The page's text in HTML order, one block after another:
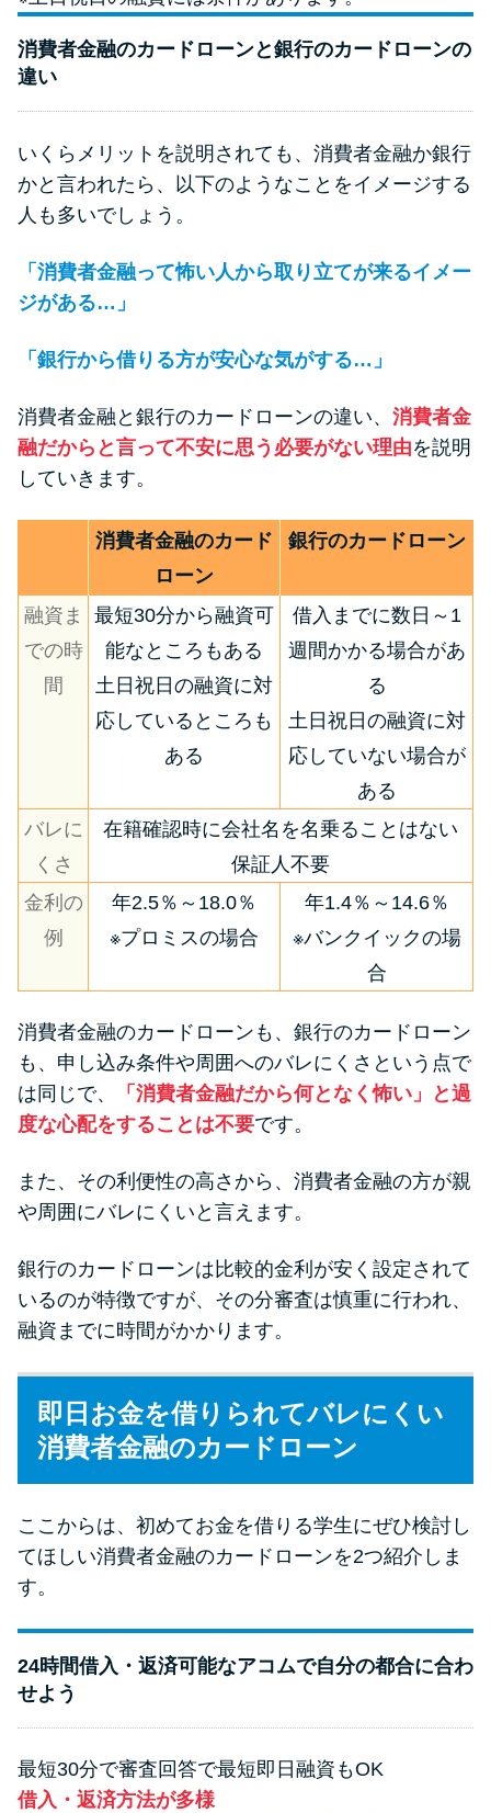
消費者金融のカードローンと銀行のカードローンの
違い
いくらメリットを説明されても、消費者金融か銀行
かと言われたら、以下のようなことをイメージする
人も多いでしょう。
「消費者金融って怖い人から取り立てが来るイメー
ジがある…」
「銀行から借りる方が安心な気がする…」
消費者金融と銀行のカードローンの違い、 消費者金
融だからと言って不安に思う必要がない理由を説明
していきます。
消費者金融のカード
ローン
銀行のカードローン
融資ま
での時
間
最短30分から融資可
能なところもある
土日祝日の融資に対
応しているところも
ある
借入までに数日～1
週間かかる場合があ
る
土日祝日の融資に対
応していない場合が
ある
バレに
くさ
在籍確認時に会社名を名乗ることはない
保証人不要
金利の
例
年2.5％～18.0％
※プロミスの場合
年1.4％～14.6％
※バンクイックの場
合
消費者金融のカードローンも、銀行のカードローン
も、申し込み条件や周囲へのバレにくさという点で
は同じで、
「消費者金融だから何となく怖い」と過
度な心配をすることは不要です。
また、その利便性の高さから、消費者金融の方が親
や周囲にバレにくいと言えます。
銀行のカードローンは比較的金利が安く設定されて
いるのが特徴ですが、その分審査は慎重に行われ、
融資までに時間がかかります。
即日お金を借りられてバレにくい
消費者金融のカードローン
ここからは、初めてお金を借りる学生にぜひ検討し
てほしい消費者金融のカードローンを2つ紹介しま
す。
24時間借入・返済可能なアコムで自分の都合に合わ
せよう
最短30分で審査回答で最短即日融資もOK
借入・返済方法が多様